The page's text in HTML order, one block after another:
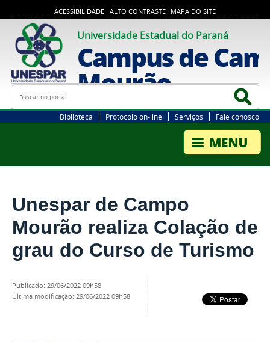
ACESSIBILIDADE ALTO CONTRASTE MAPA DO SITE
Universidade Estadual do Paraná
Campus de
Mourão
Busca
Biblioteca Protocolo on-line Serviços Fale conosco
Unespar de Campo
Mourão realiza Colação de
grau do Curso de Turismo
publicado: 29/06/2022 09h58
última modificação: 29/06/2022 09h58